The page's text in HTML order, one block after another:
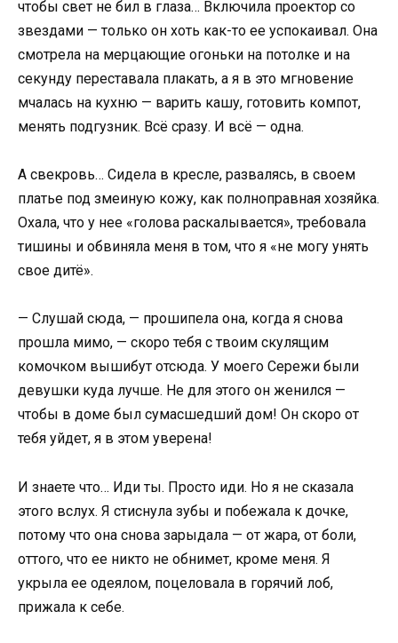
чтобы свет не бил в глаза… Включила проектор со
звездами — только он хоть как-то ее успокаивал. Она
смотрела на мерцающие огоньки на потолке и на
секунду переставала плакать, а я в это мгновение
мчалась на кухню — варить кашу, готовить компот,
менять подгузник. Всё сразу. И всё — одна.
А свекровь… Сидела в кресле, развалясь, в своем
платье под змеиную кожу, как полноправная хозяйка.
Охала, что у нее «голова раскалывается», требовала
тишины и обвиняла меня в том, что я «не могу унять
свое дитё».
— Слушай сюда, — прошипела она, когда я снова
прошла мимо, — скоро тебя с твоим скулящим
комочком вышибут отсюда. У моего Сережи были
девушки куда лучше. Не для этого он женился —
чтобы в доме был сумасшедший дом! Он скоро от
тебя уйдет, я в этом уверена!
И знаете что… Иди ты. Просто иди. Но я не сказала
этого вслух. Я стиснула зубы и побежала к дочке,
потому что она снова зарыдала — от жара, от боли,
оттого, что ее никто не обнимет, кроме меня. Я
укрыла ее одеялом, поцеловала в горячий лоб,
прижала к себе.